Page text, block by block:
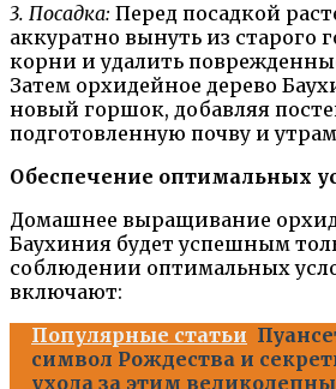
3. Посадка: Перед посадкой
аккуратно вынуть из старого
корни и удалить
Затем орхидейное дерево
новый горшок, добавляя
подготовленную почву и
Обеспечение оптимальных
Домашнее выращивание
Баухиния будет успешным
соблюдении оптимальных
включают:
Популярные статьи
символ Рождества и
ухода за этим